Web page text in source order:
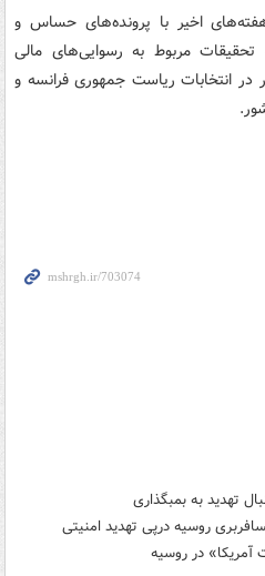
اخیر با پرونده‌های حساس و
مربوط به رسوایی‌های مالی
در انتخابات ریاست جمهوری فرانسه و
در روسیه